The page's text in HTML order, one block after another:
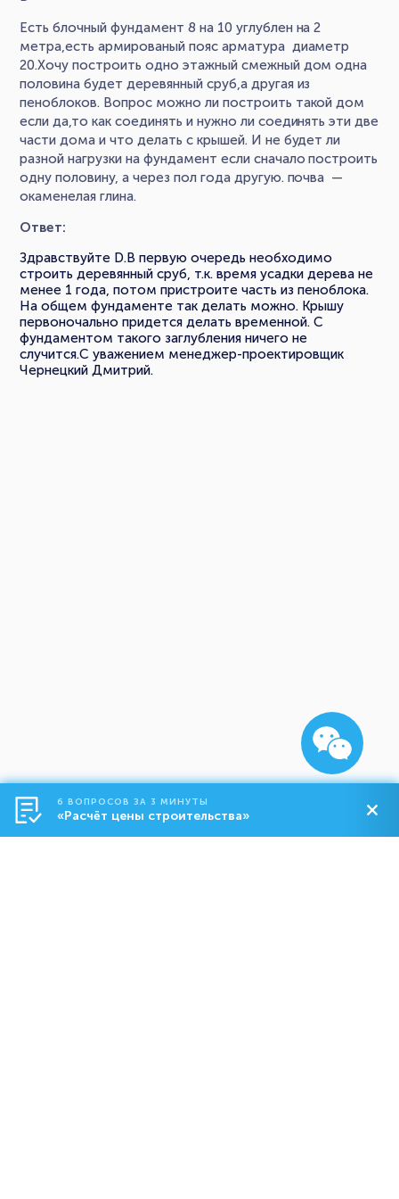
Есть блочный фундамент 8 на 10 углублен на 2
метра,есть армированый пояс арматура диаметр
20.Хочу построить одно этажный смежный дом одна
половина будет деревянный сруб,а другая из
пеноблоков. Вопрос можно ли построить такой дом
если да,то как соединять и нужно ли соединять эти две
части дома и что делать с крышей. И не будет ли
разной нагрузки на фундамент если сначало построить
одну половину, а через пол года другую. почва —
окаменелая глина.
Ответ:
Здравствуйте D.В первую очередь необходимо
строить деревянный сруб, т.к. время усадки дерева не
менее 1 года, потом пристроите часть из пеноблока.
На общем фундаменте так делать можно. Крышу
первоночально придется делать временной. С
фундаментом такого заглубления ничего не
случится.С уважением менеджер-проектировщик
Чернецкий Дмитрий.
6 ВОПРОСОВ ЗА 3 МИНУТЫ
«Расчёт цены строительства»